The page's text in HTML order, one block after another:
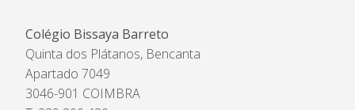
Colégio Bissaya Barreto
Quinta dos Plátanos, Bencanta
Apartado 7049
3046-901 COIMBRA